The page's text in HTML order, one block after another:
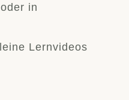
in
Lernvideos